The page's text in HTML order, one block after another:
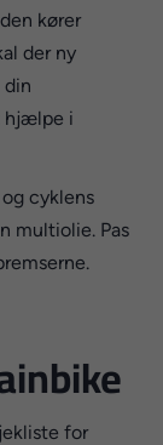
kører
der ny
hjælpe i
og cyklens
multiolie. Pas
for